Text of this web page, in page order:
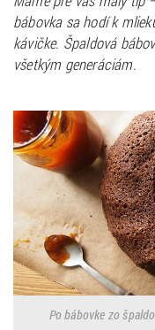
bábovka sa hodí k
kávičke. Špaldová
všetkým generáciám.
Po bábovke zo